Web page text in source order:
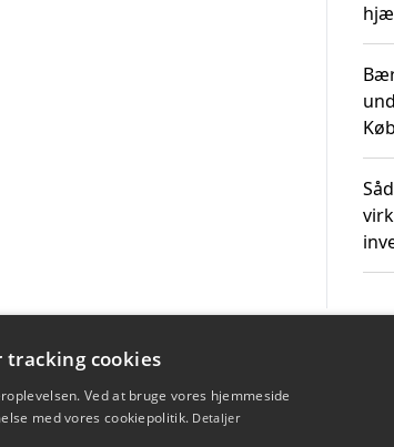
cookies
Ved at bruge vores hjemmeside
med vores cookiepolitik. Detaljer